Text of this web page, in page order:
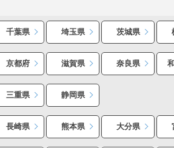
千葉県 埼玉県 茨城県
京都府 滋賀県 奈良県
三重県 静岡県
長崎県 熊本県 大分県